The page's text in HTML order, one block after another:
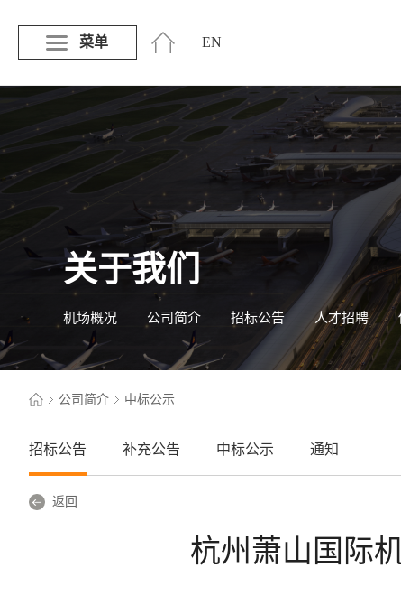
菜单 EN
关于我们
机场概况 公司简介 招标公告 人才招聘
公司简介 中标公示
招标公告 补充公告 中标公示 通知
返回
杭州萧山国际